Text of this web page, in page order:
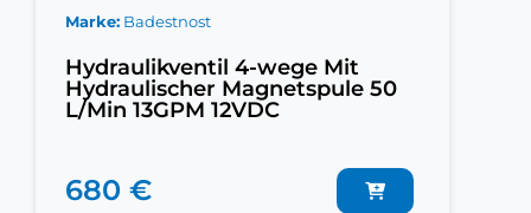
Marke Badestnost
Hydraulikventil 4-wege Mit
Hydraulischer Magnetspule 50
L/Min 13GPM 12VDC
680 €